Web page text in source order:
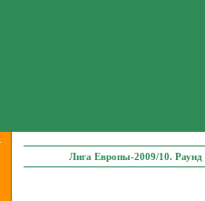
Лига Европы-2009/10.